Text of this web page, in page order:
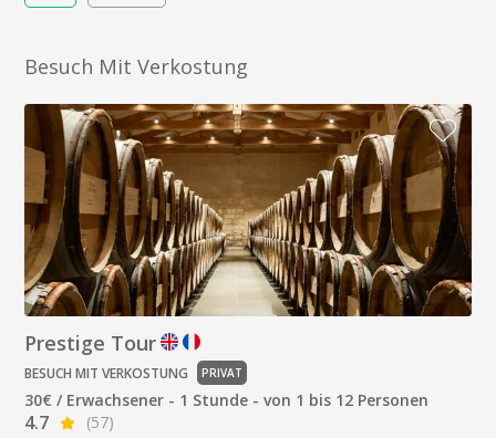
Besuch Mit Verkostung
Prestige Tour
BESUCH MIT VERKOSTUNG PRIVAT
30€ / Erwachsener - 1 Stunde - von 1 bis 12 Personen
4.7
(57)